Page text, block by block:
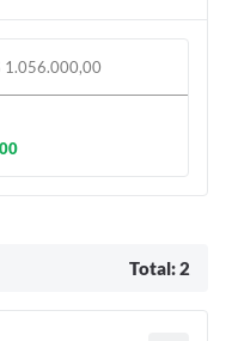
1.056.000,00
Total: 2